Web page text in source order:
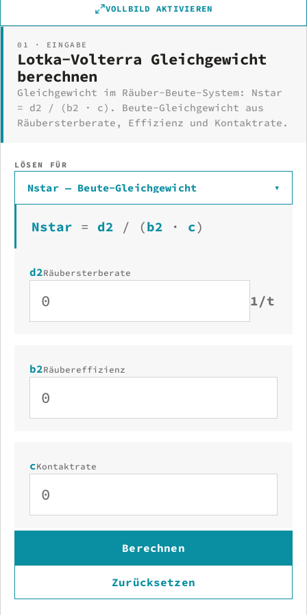
VOLLBILD AKTIVIEREN
01 · EINGABE
Lotka-Volterra Gleichgewicht
berechnen
Gleichgewicht im Räuber-Beute-System: Nstar
= d2 / (b2 · c). Beute-Gleichgewicht aus
Räubersterberate, Effizienz und Kontaktrate.
LÖSEN FÜR
Nstar — Beute-Gleichgewicht ▾
Nstar = d2 / (b2 · c)
d2Räubersterberate
1/t
b2Räubereffizienz
cKontaktrate
Berechnen
Zurücksetzen